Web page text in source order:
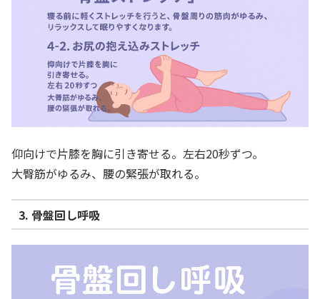
仰向けで片膝を胸に引き寄せる。左右20秒ずつ。
大臀筋がゆるみ、腰の緊張が取れる。
3. 骨盤回し呼吸